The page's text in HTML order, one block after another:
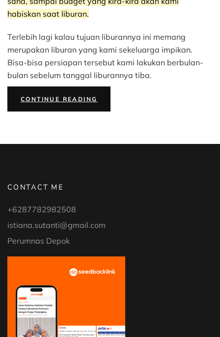
habiskan saat liburan.
Terlebih lagi kalau tujuan liburannya ini memang
merupakan liburan yang kami sekeluarga impikan.
Bisa-bisa persiapan tersebut kami lakukan berbulan-
bulan sebelum tanggal liburannya tiba.
CONTINUE READING
KELUARGA
CONTACT ME
+6287782982508
istiana.sutanti@gmail.com
Perumnas Depok